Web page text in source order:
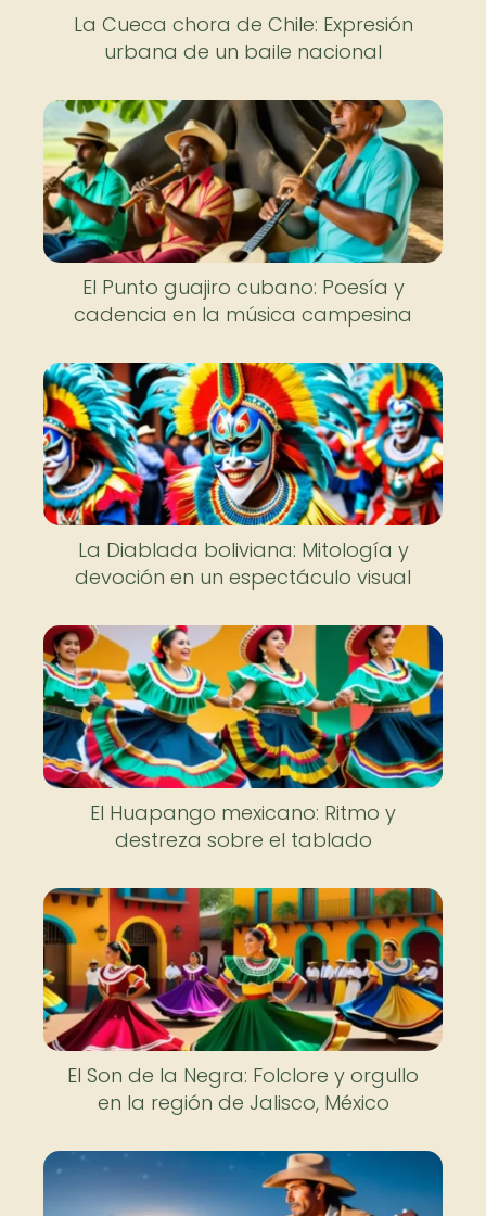
La Cueca chora de Chile: Expresión
urbana de un baile nacional
El Punto guajiro cubano: Poesía y
cadencia en la música campesina
La Diablada boliviana: Mitología y
devoción en un espectáculo visual
El Huapango mexicano: Ritmo y
destreza sobre el tablado
El Son de la Negra: Folclore y orgullo
en la región de Jalisco, México